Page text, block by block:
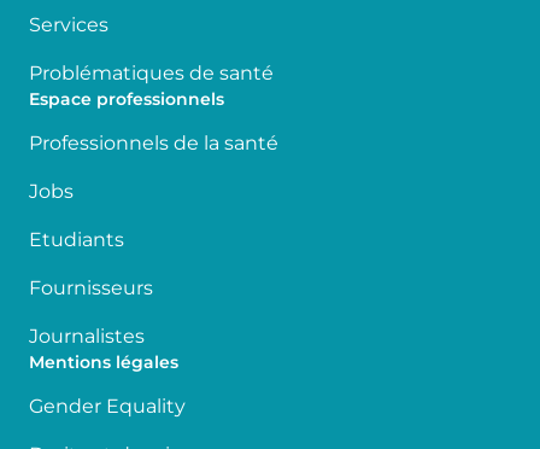
Services
Problématiques de santé
Espace professionnels
Professionnels de la santé
Jobs
Etudiants
Fournisseurs
Journalistes
Mentions légales
Gender Equality